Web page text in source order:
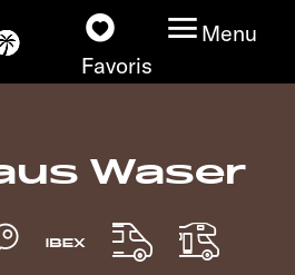
Favoris
Menu
Waser